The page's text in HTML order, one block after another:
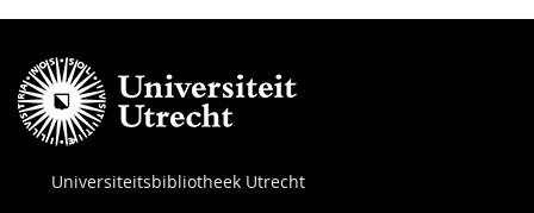
Universiteitsbibliotheek Utrecht